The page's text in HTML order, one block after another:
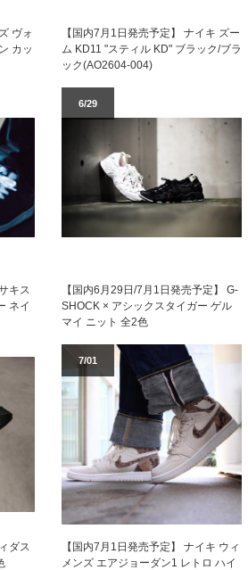
ヴォ
カッ
【国内7月1日発売予定】 ナイキ ズー
ム KD11 "スティル KD" ブラック/ブラ
ック(AO2604-004)
キス
ネイ
6/29
【国内6月29日/7月1日発売予定】 G-
SHOCK × アシックスタイガー ゲル
マイ ニット 全2色
ダス
7/01
【国内7月1日発売予定】 ナイキ ウィ
メンズ エアジョーダン1 レトロ ハイ